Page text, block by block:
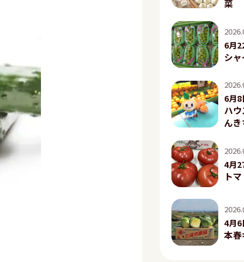
菜
6月
シ
6月8
ハ
んき
4月
トマ
4月6
本春